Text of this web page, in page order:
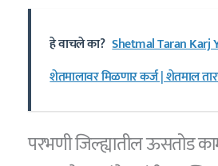
हे वाचले का? Shetmal Taran Karj
शेतमालावर मिळणार कर्ज | शेतमाल
परभणी जिल्ह्यातील ऊसतोड